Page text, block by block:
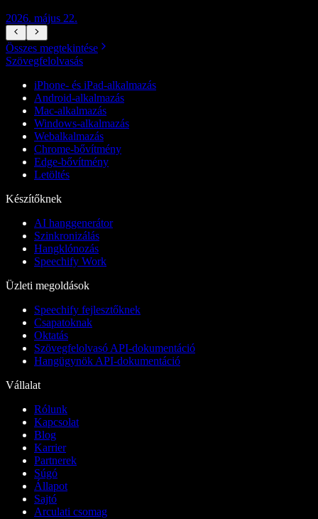
2026. május 22.
Összes megtekintése
Szövegfelolvasás
iPhone- és iPad-alkalmazás
Android-alkalmazás
Mac-alkalmazás
Windows-alkalmazás
Webalkalmazás
Chrome-bővítmény
Edge-bővítmény
Letöltés
Készítőknek
AI hanggenerátor
Szinkronizálás
Hangklónozás
Speechify Work
Üzleti megoldások
Speechify fejlesztőknek
Csapatoknak
Oktatás
Szövegfelolvasó API-dokumentáció
Hangügynök API-dokumentáció
Vállalat
Rólunk
Kapcsolat
Blog
Karrier
Partnerek
Súgó
Állapot
Sajtó
Arculati csomag